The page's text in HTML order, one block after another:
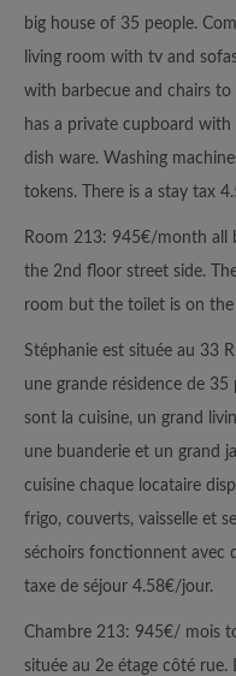
big house of 35 people.
living room with tv and
with barbecue and chairs
has a private cupboard
dish ware. Washing
tokens. There is a stay tax
Room 213: 945€/month all
the 2nd floor street side.
room but the toilet is on the
Stéphanie est située au 33
une grande résidence de 35
sont la cuisine, un grand
une buanderie et un grand
cuisine chaque locataire
frigo, couverts, vaisselle et
séchoirs fonctionnent avec
taxe de séjour 4.58€/jour.
Chambre 213: 945€/ mois
située au 2e étage côté rue.